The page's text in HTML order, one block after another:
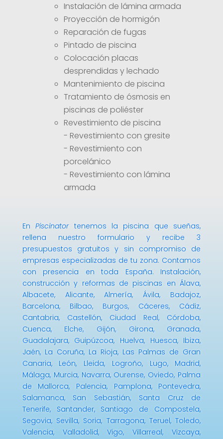
Instalación de lámina armada
Proyección de hormigón
Reparación de fugas
Pintado de piscina
Colocación placas
desprendidas y lechado
Mantenimiento de piscina
Tratamiento de ósmosis en
piscinas de poliéster
Revestimiento de piscina
- Revestimiento con gresite
- Revestimiento con
porcelánico
- Revestimiento con lámina
armada
EnPiscinatortenemos la piscina que sueñas,
rellena nuestro formulario y recibe 3
presupuestos gratuitos y sin compromiso de
empresas especializadas de tu zona. Contamos
con presencia en toda España. Instalación,
construcción y reformas de piscinas en Álava,
Albacete, Alicante, Almería, Ávila, Badajoz,
Barcelona, Bilbao, Burgos, Cáceres, Cádiz,
Cantabria, Castellón, Ciudad Real, Córdoba,
Cuenca, Elche, Gijón, Girona, Granada,
Guadalajara, Guipúzcoa, Huelva, Huesca, Ibiza,
Jaén, La Coruña, La Rioja, Las Palmas de Gran
Canaria, León, Lleida, Logroño, Lugo, Madrid,
Málaga, Murcia, Navarra, Ourense, Oviedo, Palma
de Mallorca, Palencia, Pamplona, Pontevedra,
Salamanca, San Sebastián, Santa Cruz de
Tenerife, Santander, Santiago de Compostela,
Segovia, Sevilla, Soria, Tarragona, Teruel, Toledo,
Valencia, Valladolid, Vigo, Villarreal, Vizcaya,